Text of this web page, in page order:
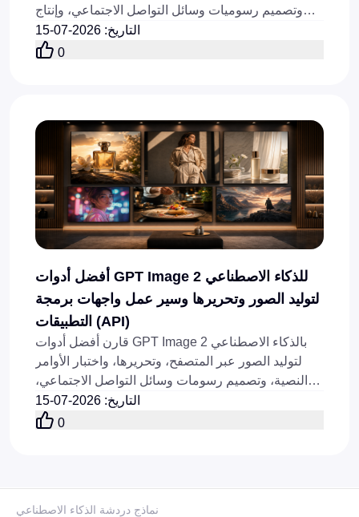
وتصميم رسوميات وسائل التواصل الاجتماعي، وإنتاج
مرئيات المنتجات، وسير عمل واجهات برمجة التطبيقات
التاريخ:
2026-07-15
0
أفضل أدوات GPT Image 2 للذكاء الاصطناعي
لتوليد الصور وتحريرها وسير عمل واجهات برمجة
التطبيقات (API)
قارن أفضل أدوات GPT Image 2 بالذكاء الاصطناعي
لتوليد الصور عبر المتصفح، وتحريرها، واختبار الأوامر
النصية، وتصميم رسومات وسائل التواصل الاجتماعي،
وإنتاج مرئيات المنتجات، وسير عمل واجهات برمجة
التاريخ:
2026-07-15
0
نماذج دردشة الذكاء الاصطناعي